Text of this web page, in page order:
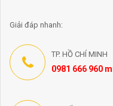
Giải đáp nhanh:
TP. HỒ CHÍ MINH
0981 666 960